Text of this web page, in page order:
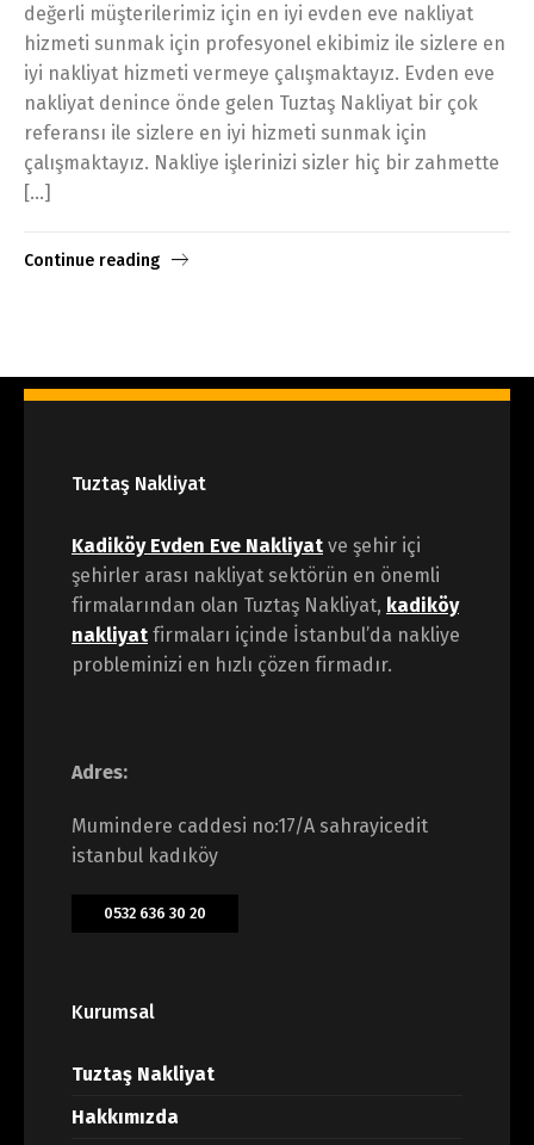
değerli müşterilerimiz için en iyi evden eve nakliyat
hizmeti sunmak için profesyonel ekibimiz ile sizlere en
iyi nakliyat hizmeti vermeye çalışmaktayız. Evden eve
nakliyat denince önde gelen Tuztaş Nakliyat bir çok
referansı ile sizlere en iyi hizmeti sunmak için
çalışmaktayız. Nakliye işlerinizi sizler hiç bir zahmette
[…]
Continue reading
Tuztaş Nakliyat
Kadiköy Evden Eve Nakliyat ve şehir içi
şehirler arası nakliyat sektörün en önemli
firmalarından olan Tuztaş Nakliyat, kadiköy
nakliyat firmaları içinde İstanbul’da nakliye
probleminizi en hızlı çözen firmadır.
Adres:
Mumindere caddesi no:17/A sahrayicedit
istanbul kadıköy
0532 636 30 20
Kurumsal
Tuztaş Nakliyat
Hakkımızda